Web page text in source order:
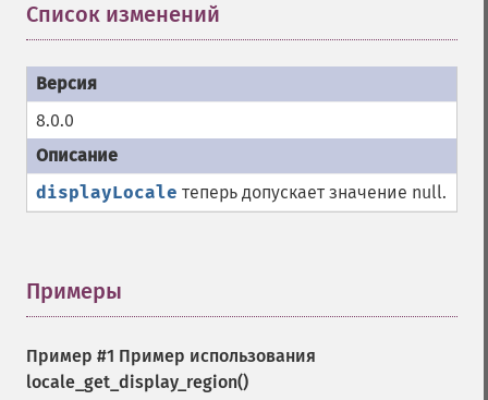
Список изменений
8.0.0
displayLocale теперь допускает значение null.
Примеры
Пример #1 Пример использования
locale_get_display_region()